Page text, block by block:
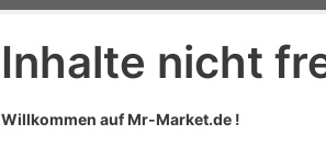
Inhalte nicht
Willkommen auf Mr-Market.de !